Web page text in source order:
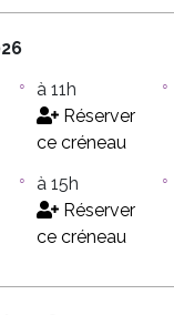
à 11h
Réserver
ce créneau
à 15h
Réserver
ce créneau